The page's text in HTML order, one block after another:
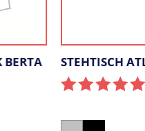
STEHTISCH ATLAS
(3)